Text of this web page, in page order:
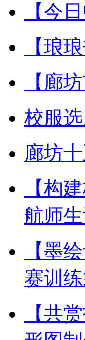
【今
【琅
【廊
校服
廊坊
【构
航师
【墨
赛训
【共